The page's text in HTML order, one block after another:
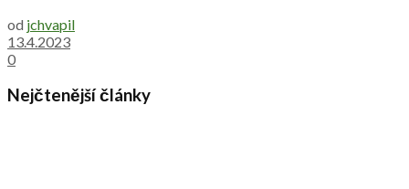
od jchvapil
13.4.2023
0
Nejčtenější články